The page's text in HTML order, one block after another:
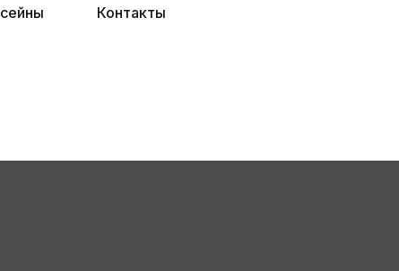
Контакты